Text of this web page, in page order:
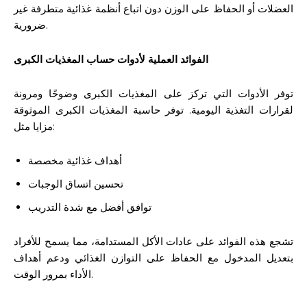
العضلات أو الحفاظ على الوزن دون اتباع أنظمة غذائية متطرفة غير
ضرورية.
الفوائد العملية لأدوات حساب المغذيات الكبرى
توفر الأدوات التي تركز على المغذيات الكبرى وضوحًا ومرونة
لقرارات التغذية اليومية. توفر حاسبة المغذيات الكبرى الموثوقة
مزايا مثل:
أهداف غذائية مخصصة
تحسين اتساق الوجبات
توافق أفضل مع شدة التدريب
تشجع هذه الفوائد على عادات الأكل المستدامة، مما يسمح للأفراد
بتعديل المدخول مع الحفاظ على التوازن الغذائي ودعم أهداف
الأداء بمرور الوقت.